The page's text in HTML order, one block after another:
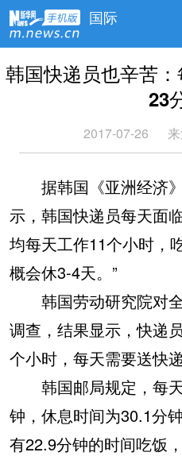
国际
韩国快递员也辛苦
23
2017-07-26
据韩国《亚洲经济》
示，韩国快递员每天面
均每天工作11个小时，
概会休3-4天。”
韩国劳动研究院对全
调查，结果显示，快递
个小时，每天需要送快
韩国邮局规定，每天
钟，休息时间为30.1分
有22.9分钟的时间吃饭